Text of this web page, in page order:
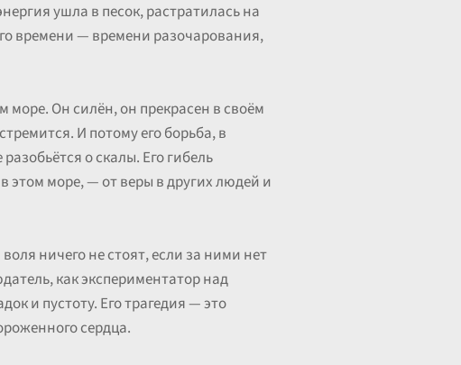
ушла в песок, растратилась на
времени — времени разочарования,
Он силён, он прекрасен в своём
И потому его борьба, в
о скалы. Его гибель
этом море, — от веры в других людей и
ничего не стоят, если за ними нет
как экспериментатор над
и пустоту. Его трагедия — это
сердца.